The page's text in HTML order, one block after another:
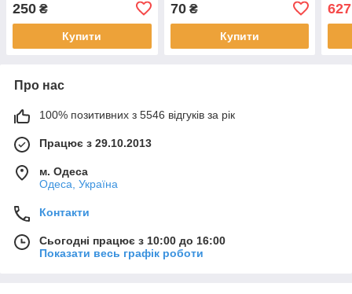
250 ₴
Купити
70₴
Купити
627
Про нас
100% позитивних з 5546 відгуків за рік
Працює з 29.10.2013
м. Одеса
Одеса, Україна
Контакти
Сьогодні працює з 10:00 до 16:00
Показати весь графік роботи